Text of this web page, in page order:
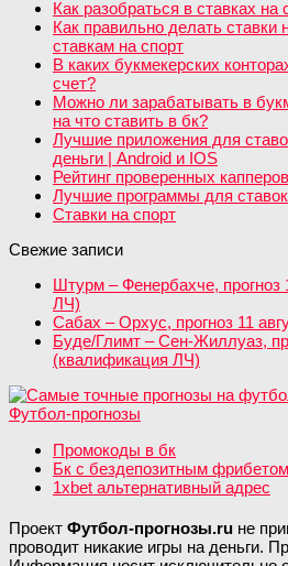
Как разобраться в ставках на
Как правильно делать
ставкам на спорт
В каких букмекерских
счет?
Можно ли зарабатывать в
на что ставить в бк?
Лучшие приложения для
деньги | Android и IOS
Рейтинг проверенных
Лучшие программы для
Ставки на спорт
Свежие записи
Штурм – Фенербахче, прогноз
ЛЧ)
Сабах – Орхус, прогноз 11
Буде/Глимт – Сен-Жиллуаз,
(квалификация ЛЧ)
Промокоды в бк
Бк с бездепозитным фрибетом
1xbet альтернативный адрес
Проект Футбол-прогнозы.ru не
проводит никакие игры на деньги.